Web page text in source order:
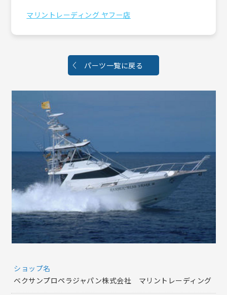
マリントレーディング ヤフー店
パーツ一覧に戻る
ショップ名
ベクサンプロペラジャパン株式会社 マリントレーディング